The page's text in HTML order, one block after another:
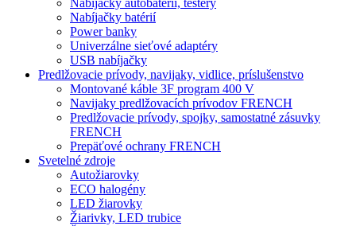
Nabíjačky autobatérií, testery
Nabíjačky batérií
Power banky
Univerzálne sieťové adaptéry
USB nabíjačky
Predlžovacie prívody, navijaky, vidlice, príslušenstvo
Montované káble 3F program 400 V
Navijaky predlžovacích prívodov FRENCH
Predlžovacie prívody, spojky, samostatné zásuvky
FRENCH
Prepäťové ochrany FRENCH
Svetelné zdroje
Autožiarovky
ECO halogény
LED žiarovky
Žiarivky, LED trubice